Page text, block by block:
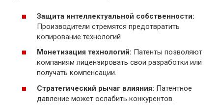
Защита интеллектуальной собственности:
Производители стремятся предотвратить
копирование технологий.
Монетизация технологий: Патенты позволяют
компаниям лицензировать свои разработки или
получать компенсации.
Стратегический рычаг влияния: Патентное
давление может ослабить конкурентов.